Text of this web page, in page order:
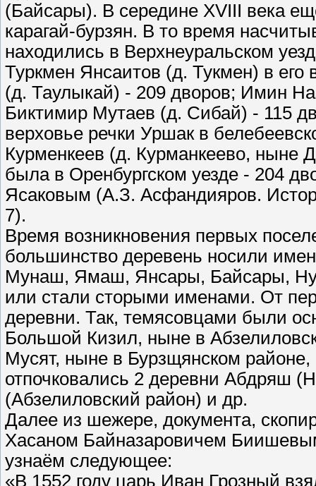
(Байсары). В середине XVIII века
карагай-бурзян. В то время
находились в Верхнеуральском
Туркмен Янсаитов (д. Тукмен) в
(д. Таулыкай) - 209 дворов; Имин
Биктимир Мутаев (д. Сибай) - 115
верховье речки Уршак в
Курменкеев (д. Курманкеево, ныне
была в Оренбургском уезде - 204
Ясаковым (А.З. Асфандияров.
7).
Время возникновения первых
большинство деревень носили
Мунаш, Ямаш, Янсары, Байсары,
или стали сторыми именами. От
деревни. Так, темясовцами были
Большой Кизил, ныне в
Мусят, ныне в Бурзщянском
отпочковались 2 деревни Абдряш
(Абзелиловский район) и др.
Далее из шежере, документа,
Хасаном Байназаровичем
узнаём следующее:
«В 1552 году царь Иван Грозный